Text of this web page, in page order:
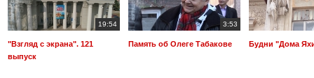
19:54
"Взгляд с экрана". 121
выпуск
3:53
Память об Олеге Табакове Будни "Дома